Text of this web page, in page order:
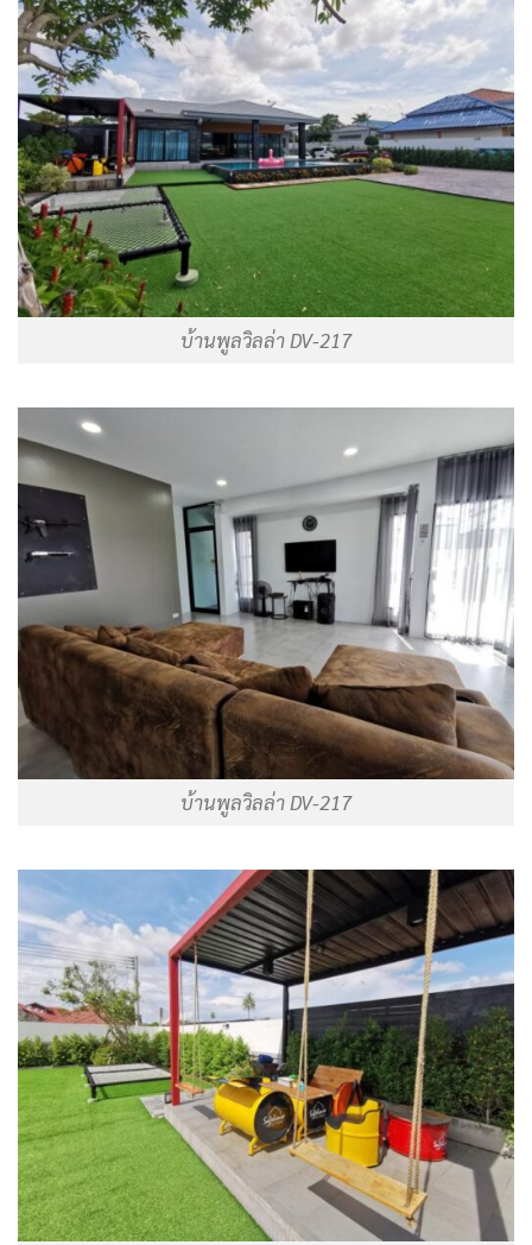
บ้านพูลวิลล่า DV-217
บ้านพูลวิลล่า DV-217